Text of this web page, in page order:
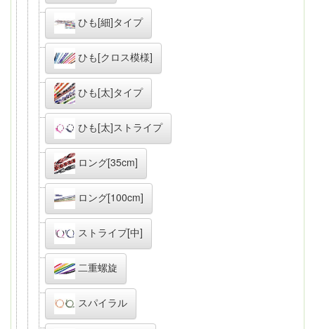
ひも[細]タイプ
ひも[クロス模様]
ひも[太]タイプ
ひも[太]ストライプ
ロング[35cm]
ロング[100cm]
ストライプ[中]
二重螺旋
スパイラル